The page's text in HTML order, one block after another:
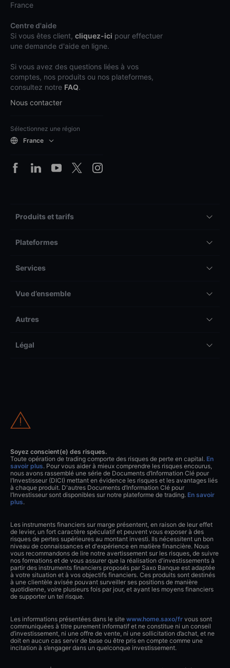
France
Centre d'aide
Si vous êtes client, cliquez-ici pour effectuer
une demande d'aide en ligne.
Si vous avez des questions liées à vos
comptes, nos produits ou nos plateformes,
consultez notre FAQ.
Nous contacter
Sélectionnez une région
France
Produits et tarifs
Plateformes
Services
Vue d’ensemble
Autres
Légal
Soyez conscient(e) des risques.
Toute opération de trading comporte des risques de perte en capital. En
savoir plus. Pour vous aider à mieux comprendre les risques encourus,
nous avons rassemblé une série de Documents d’Information Clé pour
l’Investisseur (DICI) mettant en évidence les risques et les avantages liés
à chaque produit. D'autres Documents d’Information Clé pour
l’Investisseur sont disponibles sur notre plateforme de trading. En savoir
plus.
Les instruments financiers sur marge présentent, en raison de leur effet
de levier, un fort caractère spéculatif et peuvent vous exposer à des
risques de pertes supérieures au montant investi. Ils nécessitent un bon
niveau de connaissances et d'expérience en matière financière. Nous
vous recommandons de lire notre avertissement sur les risques, de suivre
nos formations et de vous assurer que la réalisation d'investissements à
partir des instruments financiers proposés par Saxo Banque est adaptée
à votre situation et à vos objectifs financiers. Ces produits sont destinés
à une clientèle avisée pouvant surveiller ses positions de manière
quotidienne, voire plusieurs fois par jour, et ayant les moyens financiers
de supporter un tel risque.
Les informations présentées dans le site www.home.saxo/fr vous sont
communiquées à titre purement informatif et ne constitue ni un conseil
d’investissement, ni une offre de vente, ni une sollicitation d’achat, et ne
doit en aucun cas servir de base ou être pris en compte comme une
incitation à s’engager dans un quelconque investissement.